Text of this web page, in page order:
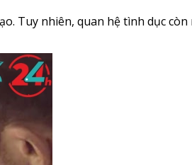
Tuy nhiên, quan hệ tình dục